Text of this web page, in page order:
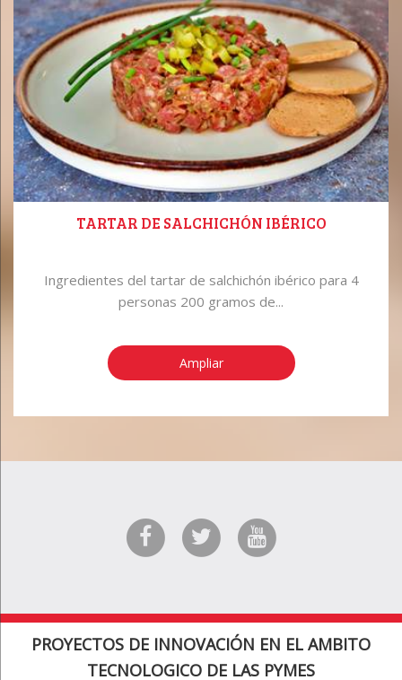
TARTAR DE SALCHICHÓN IBÉRICO
Ingredientes del tartar de salchichón ibérico para 4
personas 200 gramos de...
Ampliar
PROYECTOS DE INNOVACIÓN EN EL AMBITO
TECNOLOGICO DE LAS PYMES